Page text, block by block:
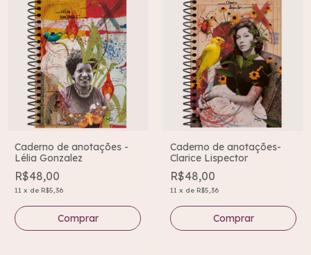
Caderno de anotações -
Lélia Gonzalez
R$48,00
11 x de R$5,36
Caderno de anotações-
Clarice Lispector
R$48,00
11 x de R$5,36